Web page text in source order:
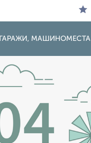
ГАРАЖИ, МАШИНОМЕСТА